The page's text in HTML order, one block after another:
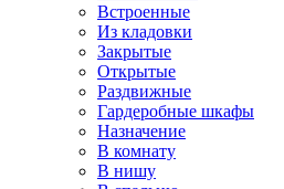
Встроенные
Из кладовки
Закрытые
Открытые
Раздвижные
Гардеробные шкафы
Назначение
В комнату
В нишу